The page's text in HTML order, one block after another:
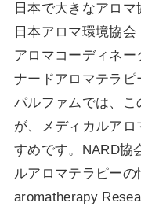
日本で大きなアロマ
日本アロマ環境協会
アロマコーディネー
ナードアロマテラピ
パルファムでは、
が、メディカルア
すめです。NARD協
ルアロマテラピーの
aromatherapy